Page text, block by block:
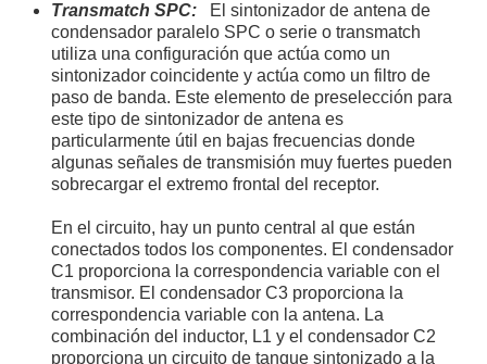
Transmatch SPC: El sintonizador de antena de
condensador paralelo SPC o serie o transmatch
utiliza una configuración que actúa como un
sintonizador coincidente y actúa como un filtro de
paso de banda. Este elemento de preselección para
este tipo de sintonizador de antena es
particularmente útil en bajas frecuencias donde
algunas señales de transmisión muy fuertes pueden
sobrecargar el extremo frontal del receptor.
En el circuito, hay un punto central al que están
conectados todos los componentes. El condensador
C1 proporciona la correspondencia variable con el
transmisor. El condensador C3 proporciona la
correspondencia variable con la antena. La
combinación del inductor, L1 y el condensador C2
proporciona un circuito de tanque sintonizado a la